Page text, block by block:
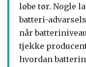
løbe tør. Nogle
batteri-
når
tjekke
hvordan